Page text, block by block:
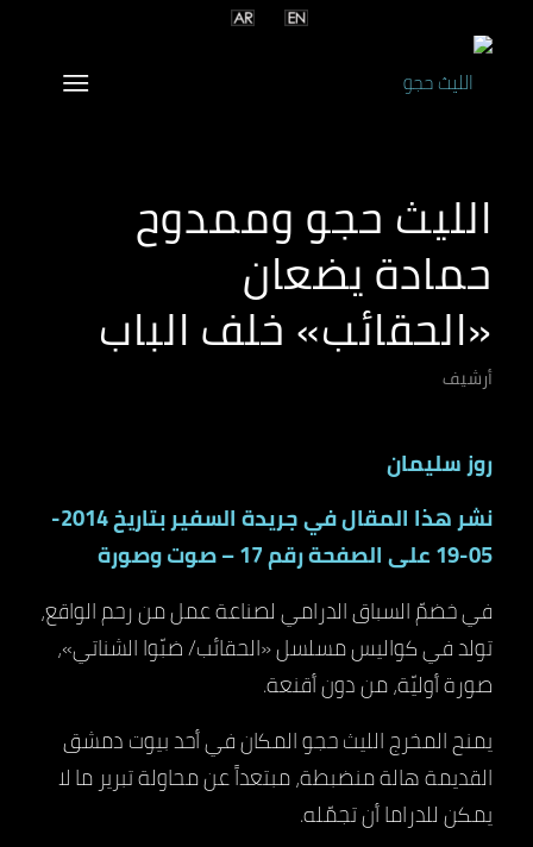
الليث حجو وممدوح
حمادة يضعان
«الحقائب» خلف الباب
أرشيف
روز سليمان
نشر هذا المقال في جريدة السفير بتاريخ 2014-
05-19 على الصفحة رقم 17 – صوت وصورة
في خضمّ السباق الدرامي لصناعة عمل من رحم الواقع،
تولد في كواليس مسلسل «الحقائب/ ضبّوا الشناتي»،
صورة أوليّة، من دون أقنعة.
يمنح المخرج الليث حجو المكان في أحد بيوت دمشق
القديمة هالة منضبطة، مبتعداً عن محاولة تبرير ما لا
يمكن للدراما أن تجمّله.